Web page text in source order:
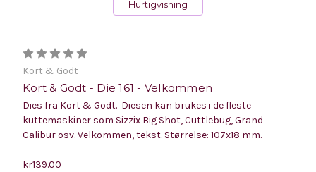
Hurtigvisning
Kort & Godt
Kort & Godt - Die 161 - Velkommen
Dies fra Kort & Godt. Diesen kan brukes i de fleste
kuttemaskiner som Sizzix Big Shot, Cuttlebug, Grand
Calibur osv. Velkommen, tekst. Størrelse: 107x18 mm.
kr139.00